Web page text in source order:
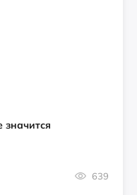
639